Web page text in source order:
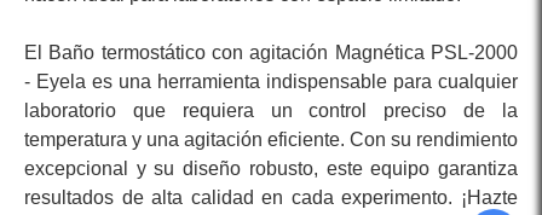
El Baño termostático con agitación Magnética PSL-2000
- Eyela es una herramienta indispensable para cualquier
laboratorio que requiera un control preciso de la
temperatura y una agitación eficiente. Con su rendimiento
excepcional y su diseño robusto, este equipo garantiza
resultados de alta calidad en cada experimento. ¡Hazte